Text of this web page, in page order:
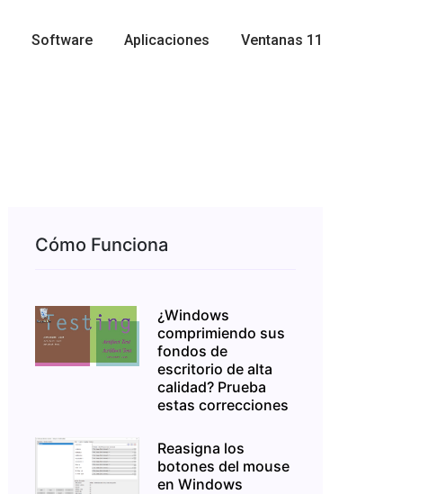
Software Aplicaciones Ventanas 11
Cómo Funciona
¿Windows
comprimiendo sus
fondos de
escritorio de alta
calidad? Prueba
estas correcciones
Reasigna los
botones del mouse
en Windows